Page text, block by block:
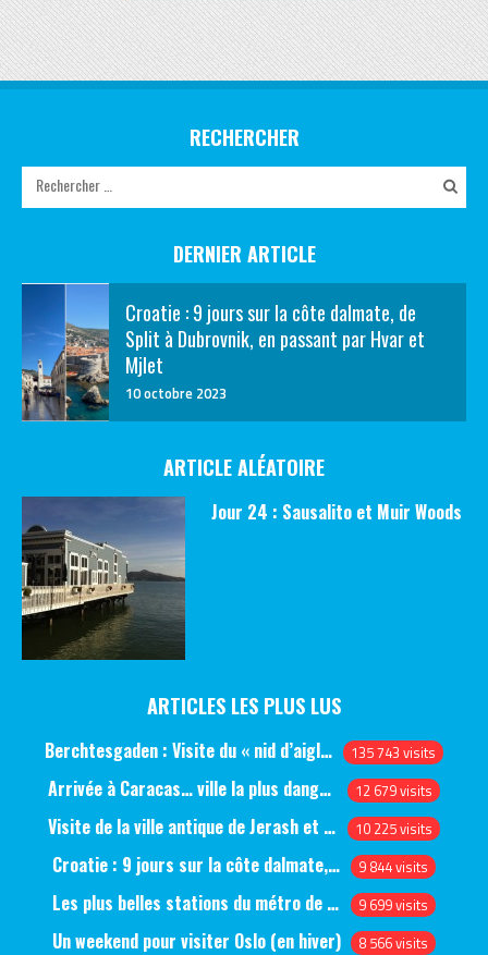
RECHERCHER
DERNIER ARTICLE
Croatie : 9 jours sur la côte dalmate, de
Split à Dubrovnik, en passant par Hvar et
Mjlet
10 octobre 2023
ARTICLE ALÉATOIRE
Jour 24 : Sausalito et Muir Woods
ARTICLES LES PLUS LUS
Berchtesgaden : Visite du « nid d’aigle » et des bunkers d’Hitler 135 743 visits
Arrivée à Caracas… ville la plus dangereuse du monde (jour 1) 12 679 visits
Visite de la ville antique de Jerash et du château d’Ajlun (jour 1) 10 225 visits
Croatie : 9 jours sur la côte dalmate, de Split à Dubrovnik, en passant par Hvar et Mjlet 9 844 visits
Les plus belles stations du métro de Saint-Pétersbourg 9 699 visits
Un weekend pour visiter Oslo (en hiver) 8 566 visits